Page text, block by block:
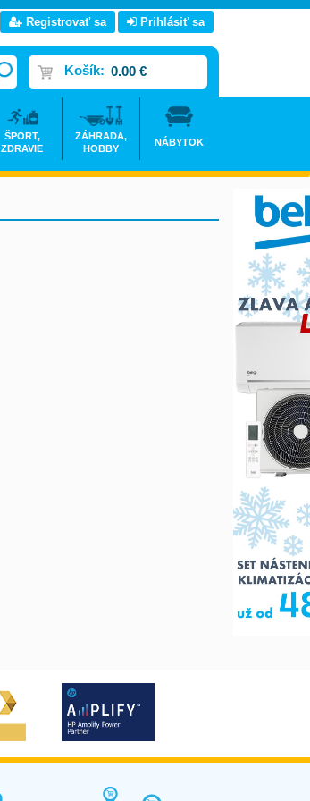
Registrovať sa Prihlásiť sa
Košík: 0.00 €
ŠPORT,
ZDRAVIE
ZÁHRADA,
HOBBY
NÁBYTOK